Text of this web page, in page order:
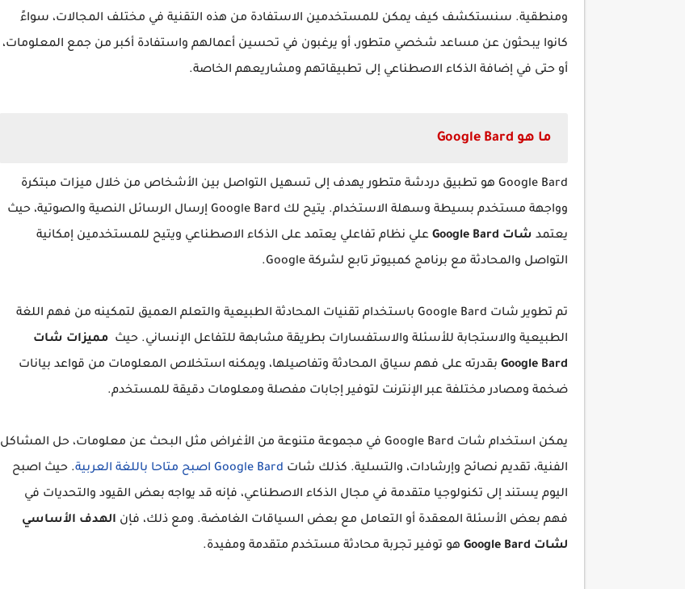
ومنطقية. سنستكشف كيف يمكن للمستخدمين الاستفادة من هذه التقنية في مختلف المجالات، سواءً
كانوا يبحثون عن مساعد شخصي متطور، أو يرغبون في تحسين أعمالهم واستفادة أكبر من جمع المعلومات،
أو حتى في إضافة الذكاء الاصطناعي إلى تطبيقاتهم ومشاريعهم الخاصة.
ما هو Google Bard
Google Bard هو تطبيق دردشة متطور يهدف إلى تسهيل التواصل بين الأشخاص من خلال ميزات مبتكرة
وواجهة مستخدم بسيطة وسهلة الاستخدام. يتيح لك Google Bard إرسال الرسائل النصية والصوتية، حيث
يعتمد شات Google Bard
علي نظام تفاعلي يعتمد على الذكاء الاصطناعي ويتيح للمستخدمين إمكانية
التواصل والمحادثة مع برنامج كمبيوتر تابع لشركة Google.
تم تطوير شات Google Bard باستخدام تقنيات المحادثة الطبيعية والتعلم العميق لتمكينه من فهم اللغة
الطبيعية والاستجابة للأسئلة والاستفسارات بطريقة مشابهة للتفاعل الإنساني. حيث مميزات شات
Google Bard بقدرته على فهم سياق المحادثة وتفاصيلها، ويمكنه استخلاص المعلومات من قواعد بيانات
ضخمة ومصادر مختلفة عبر الإنترنت لتوفير إجابات مفصلة ومعلومات دقيقة للمستخدم.
يمكن استخدام شات Google Bard في مجموعة متنوعة من الأغراض مثل البحث عن معلومات، حل المشاكل
الفنية، تقديم نصائح وإرشادات، والتسلية. كذلك شات
. حيث اصبح
اليوم يستند إلى تكنولوجيا متقدمة في مجال الذكاء الاصطناعي، فإنه قد يواجه بعض القيود والتحديات في
فهم بعض الأسئلة المعقدة أو التعامل مع بعض السياقات الغامضة. ومع ذلك، فإن الهدف الأساسي
لشات Google Bard هو توفير تجربة محادثة مستخدم متقدمة ومفيدة.